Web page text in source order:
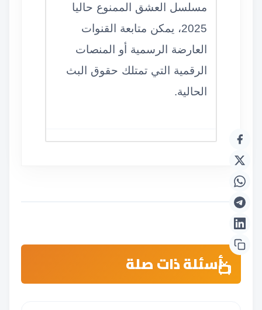
مسلسل العشق الممنوع حاليا
2025، يمكن متابعة القنوات
العارضة الرسمية أو المنصات
الرقمية التي تمتلك حقوق البث
الحالية.
أسئلة ذات صلة